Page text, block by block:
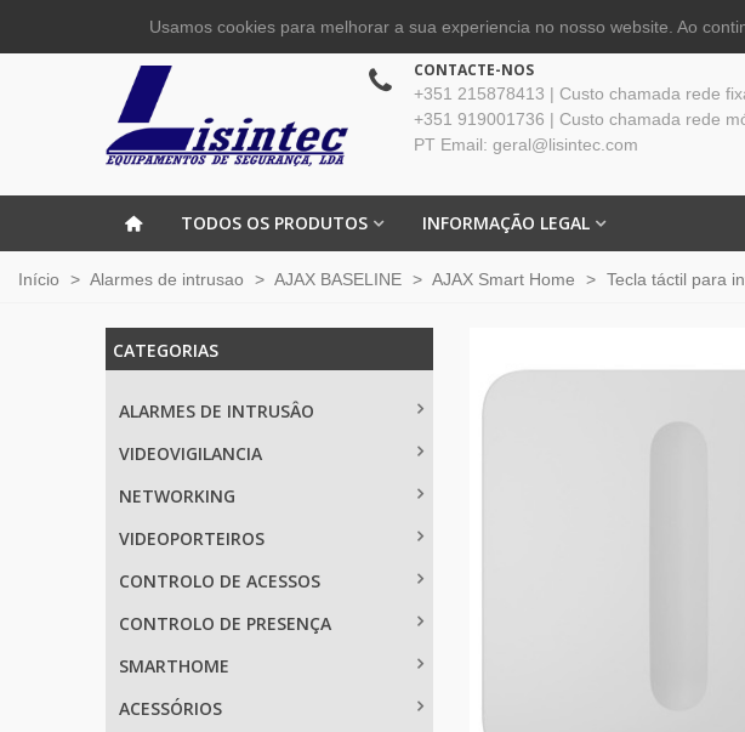
CONTACTE-NOS
+351 215878413 | Custo chamada rede
+351 919001736 | Custo chamada rede
PT Email: geral@lisintec.com
TODOS OS PRODUTOS INFORMAÇÃO LEGAL
Início > Alarmes de intrusao > AJAX BASELINE > AJAX Smart Home > Tecla táctil para
CATEGORIAS
ALARMES DE INTRUSÂO
VIDEOVIGILANCIA
NETWORKING
VIDEOPORTEIROS
CONTROLO DE ACESSOS
CONTROLO DE PRESENÇA
SMARTHOME
ACESSÓRIOS
Usamos cookies para melhorar a sua experiencia no nosso website. Ao